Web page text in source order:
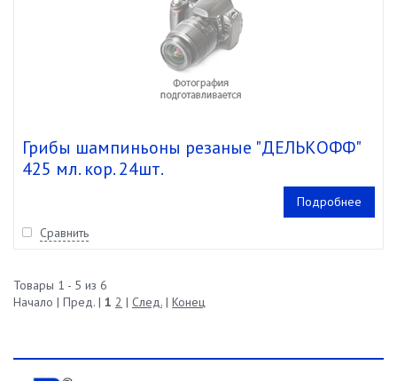
Грибы шампиньоны резаные "ДЕЛЬКОФФ"
425 мл. кор. 24шт.
Подробнее
Сравнить
Товары 1 - 5 из 6
Начало | Пред. | 1 2 | След. | Конец